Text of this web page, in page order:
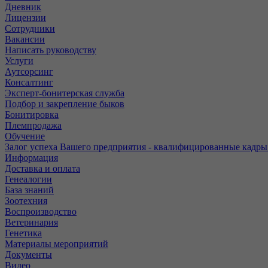
Дневник
Лицензии
Сотрудники
Вакансии
Написать руководству
Услуги
Аутсорсинг
Консалтинг
Эксперт-бонитерская служба
Подбор и закрепление быков
Бонитировка
Племпродажа
Обучение
Залог успеха Вашего предприятия - квалифицированные
Информация
Доставка и оплата
Генеалогии
База знаний
Зоотехния
Воспроизводство
Ветеринария
Генетика
Материалы мероприятий
Документы
Видео